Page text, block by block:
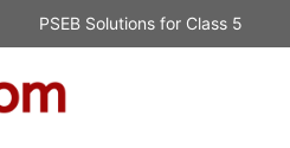
PSEB Solutions for Class 5